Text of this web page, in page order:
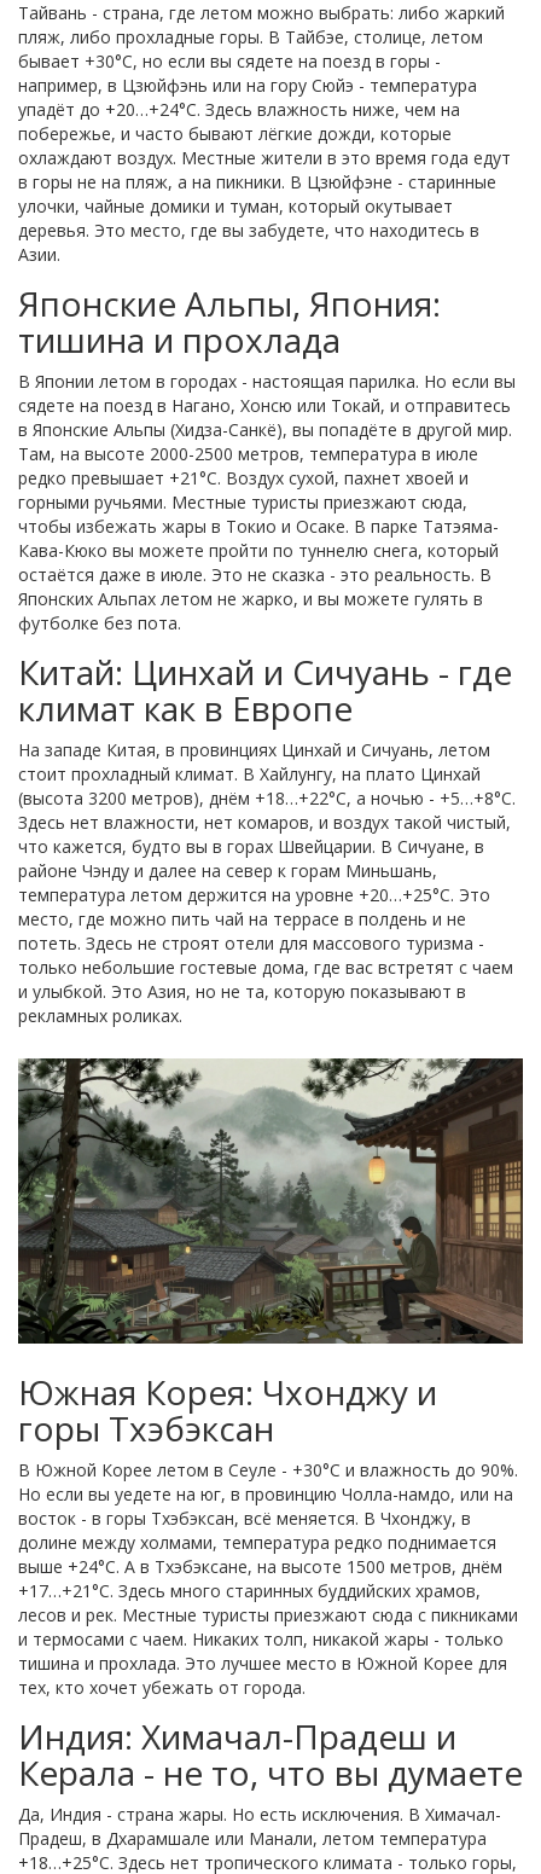
Тайвань - страна, где летом можно выбрать: либо жаркий
пляж, либо прохладные горы. В Тайбэе, столице, летом
бывает +30°C, но если вы сядете на поезд в горы -
например, в Цзюйфэнь или на гору Сюйэ - температура
упадёт до +20…+24°C. Здесь влажность ниже, чем на
побережье, и часто бывают лёгкие дожди, которые
охлаждают воздух. Местные жители в это время года едут
в горы не на пляж, а на пикники. В Цзюйфэне - старинные
улочки, чайные домики и туман, который окутывает
деревья. Это место, где вы забудете, что находитесь в
Азии.
Японские Альпы, Япония:
тишина и прохлада
В Японии летом в городах - настоящая парилка. Но если вы
сядете на поезд в Нагано, Хонсю или Токай, и отправитесь
в Японские Альпы (Хидза-Санкё), вы попадёте в другой мир.
Там, на высоте 2000-2500 метров, температура в июле
редко превышает +21°C. Воздух сухой, пахнет хвоей и
горными ручьями. Местные туристы приезжают сюда,
чтобы избежать жары в Токио и Осаке. В парке Татэяма-
Кава-Кюко вы можете пройти по туннелю снега, который
остаётся даже в июле. Это не сказка - это реальность. В
Японских Альпах летом не жарко, и вы можете гулять в
футболке без пота.
Китай: Цинхай и Сичуань - где
климат как в Европе
На западе Китая, в провинциях Цинхай и Сичуань, летом
стоит прохладный климат. В Хайлунгу, на плато Цинхай
(высота 3200 метров), днём +18…+22°C, а ночью - +5…+8°C.
Здесь нет влажности, нет комаров, и воздух такой чистый,
что кажется, будто вы в горах Швейцарии. В Сичуане, в
районе Чэнду и далее на север к горам Миньшань,
температура летом держится на уровне +20…+25°C. Это
место, где можно пить чай на террасе в полдень и не
потеть. Здесь не строят отели для массового туризма -
только небольшие гостевые дома, где вас встретят с чаем
и улыбкой. Это Азия, но не та, которую показывают в
рекламных роликах.
Южная Корея: Чхонджу и
горы Тхэбэксан
В Южной Корее летом в Сеуле - +30°C и влажность до 90%.
Но если вы уедете на юг, в провинцию Чолла-намдо, или на
восток - в горы Тхэбэксан, всё меняется. В Чхонджу, в
долине между холмами, температура редко поднимается
выше +24°C. А в Тхэбэксане, на высоте 1500 метров, днём
+17…+21°C. Здесь много старинных буддийских храмов,
лесов и рек. Местные туристы приезжают сюда с пикниками
и термосами с чаем. Никаких толп, никакой жары - только
тишина и прохлада. Это лучшее место в Южной Корее для
тех, кто хочет убежать от города.
Индия: Химачал-Прадеш и
Керала - не то, что вы думаете
Да, Индия - страна жары. Но есть исключения. В Химачал-
Прадеш, в Дхарамшале или Манали, летом температура
+18…+25°C. Здесь нет тропического климата - только горы,